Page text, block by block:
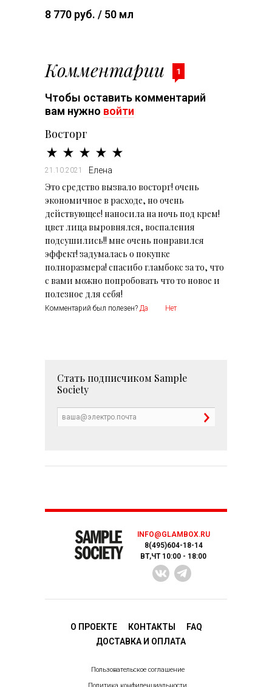
8 770 руб. / 50 мл
Комментарии 1
Чтобы оставить комментарий
вам нужно войти
Восторг
21.10.2021 Елена
Это средство вызвало восторг! очень
экономичное в расходе, но очень
действующее! наносила на ночь под крем!
цвет лица выровнялся, воспаления
подсушились!! мне очень понравился
эффект! задумалась о покупке
полноразмера! спасибо гламбокс за то, что
с вами можно попробовать что то новое и
полезное для себя!
Комментарий был полезен? Да Нет
Стать подписчиком Sample
Society
INFO@GLAMBOX.RU
8(495)604-18-14
ВТ,ЧТ 10:00 - 18:00
О ПРОЕКТЕ КОНТАКТЫ
FAQ
ДОСТАВКA И ОПЛАТА
Пользовательское соглашение